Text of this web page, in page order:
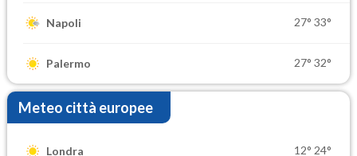
Napoli 27° 33°
Palermo 27° 32°
Meteo città europee
Londra 12° 24°